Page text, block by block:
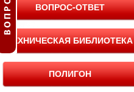
ВОПРОС-ОТВЕТ
ТЕХНИЧЕСКАЯ БИБЛИОТЕКА
ПОЛИГОН